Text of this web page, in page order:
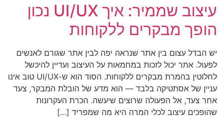
עיצוב שממיר: איך UI/UX נכון
הופך מבקרים ללקוחות
יש הבדל עצום בין אתר שנראה יפה לבין אתר שגורם לאנשים
לפעול. אתר יכול לזכות במחמאות על העיצוב ועדיין להיכשל
לחלוטין בהמרת מבקרים ללקוחות. הסוד הוא ש-UI/UX טוב אינו
עניין של אסתטיקה בלבד — הוא מדע של הובלת המבקר, צעד
אחר צעד, אל הפעולה שרוצים שיעשה. הכרת העקרונות
שהופכים עיצוב לכלי המרה היא מה שמפריד […]